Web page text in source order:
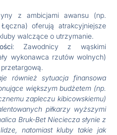
z ambicjami awansu (np.
oferują atrakcyjniejsze
walczące o utrzymanie.
: Zawodnicy z wąskimi
wykonawca rzutów wolnych)
również sytuacja finansowa
większym budżetem (np.
zapleczu kibicowskiemu)
piłkarzy wyższymi
Bruk-Bet Nieciecza słynie z
natomiast kluby takie jak